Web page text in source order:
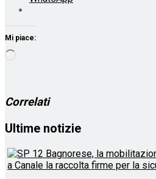
Mi piace:
Correlati
Ultime notizie